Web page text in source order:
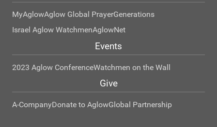
MyAglowAglow Global PrayerGenerations
Israel Aglow WatchmenAglowNet
Events
2023 Aglow ConferenceWatchmen on the Wall
Give
A-CompanyDonate to AglowGlobal Partnership